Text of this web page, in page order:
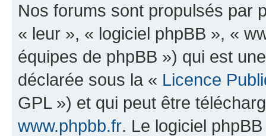
Nos forums sont propulsés par
« leur », « logiciel phpBB », «
équipes de phpBB ») qui est
déclarée sous la « Licence
GPL ») et qui peut être
www.phpbb.fr. Le logiciel